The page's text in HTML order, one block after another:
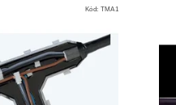
Kód: TMA1